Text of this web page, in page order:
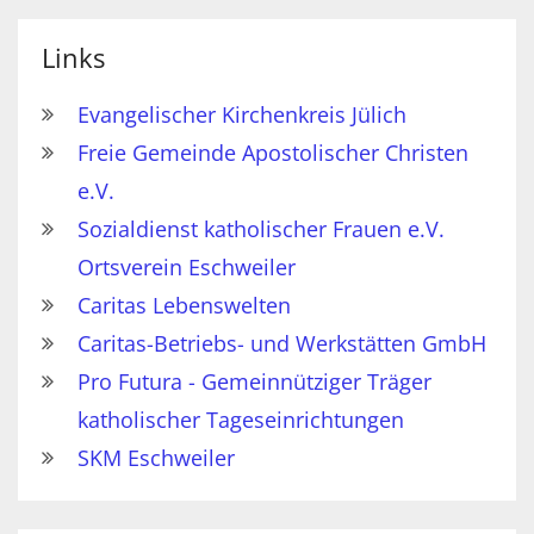
Links
Evangelischer Kirchenkreis Jülich
Freie Gemeinde Apostolischer Christen
e.V.
Sozialdienst katholischer Frauen e.V.
Ortsverein Eschweiler
Caritas Lebenswelten
Caritas-Betriebs- und Werkstätten GmbH
Pro Futura - Gemeinnütziger Träger
katholischer Tageseinrichtungen
SKM Eschweiler